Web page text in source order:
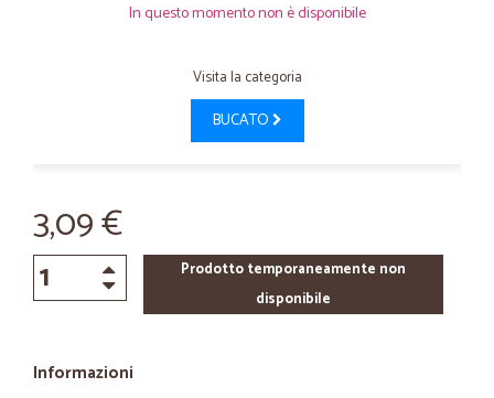
In questo momento non è disponibile
Visita la categoria
BUCATO
3,09 €
Prodotto temporaneamente non
disponibile
Informazioni